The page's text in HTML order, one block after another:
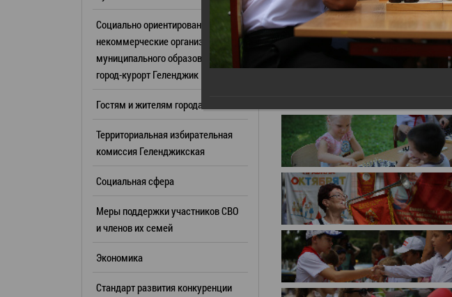
Антимонопольный комплаенс
Общественная безопасность
Инициативное бюджетирование
Инвестиционная
РУКОВОДИТЕЛИ
Резерв управленческих кадров
Сведения о нестационарных
субъектов МСП
Участие в программах
Проектная деятельность
Информационные системы
Официальные визиты и рабочие
поездки
Результаты проверок
Профсоюзные организации
Социально ориентированные
некоммерческие организации
муниципального образования
город-курорт Геленджик
Гостям и жителям города
Территориальная избирательная
комиссия Геленджикcкая
Социальная сфера
Меры поддержки участников СВО
и членов их семей
Экономика
Стандарт развития конкуренции